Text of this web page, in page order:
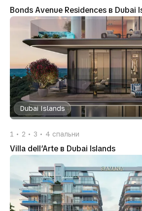
Bonds Avenue Residences в Dubai
Dubai Islands
1 2 3 4 спальни
Villa dell’Arte в Dubai Islands